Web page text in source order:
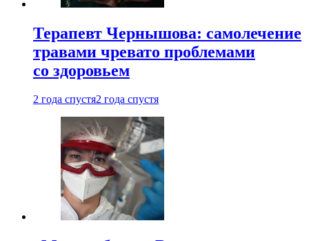
Терапевт Чернышова: самолечение
травами чревато проблемами
со здоровьем
2 года спустя2 года спустя